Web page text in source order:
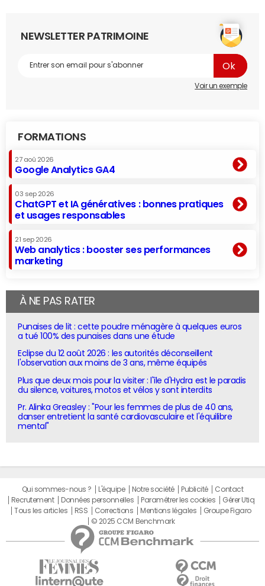
NEWSLETTER PATRIMOINE
Voir un exemple
FORMATIONS
27 aoû 2026
Google Analytics GA4
03 sep 2026
ChatGPT et IA génératives : bonnes pratiques
et usages responsables
21 sep 2026
Web analytics : booster ses performances
marketing
À NE PAS RATER
Punaises de lit : cette poudre ménagère à quelques euros
a tué 100% des punaises dans une étude
Eclipse du 12 août 2026 : les autorités déconseillent
l'observation aux moins de 3 ans, même équipés
Plus que deux mois pour la visiter : l'île d'Hydra est le paradis
du silence, voitures, motos et vélos y sont interdits
Pr. Alinka Greasley : "Pour les femmes de plus de 40 ans,
danser entretient la santé cardiovasculaire et l'équilibre
mental"
Qui sommes-nous ? L'équipe Notre société Publicité
Contact
Recrutement
Données personnelles Paramétrer les cookies
Gérer Utiq
Tous les articles
RSS Corrections Mentions légales
Groupe Figaro
© 2025 CCM Benchmark